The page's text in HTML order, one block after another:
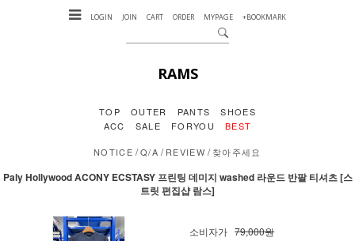
LOGIN JOIN CART ORDER MYPAGE +BOOKMARK
RAMS
TOP OUTER PANTS
SHOES
ACC
SALE FORYOU BEST
NOTICE /Q/A /REVIEW /찾아주세요
Paly Hollywood ACONY ECSTASY 프린팅 데미지 washed 라운드 반팔 티셔츠 [스
트릿 편집샵 람스]
소비자가 79,000원